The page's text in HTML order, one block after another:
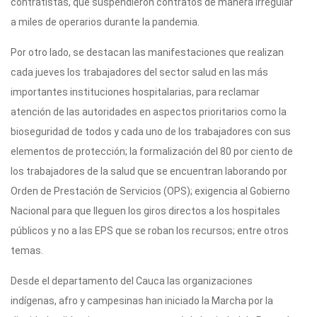
a miles de operarios durante la pandemia.
Por otro lado, se destacan las manifestaciones que realizan
cada jueves los trabajadores del sector salud en las más
importantes instituciones hospitalarias, para reclamar
atención de las autoridades en aspectos prioritarios como la
bioseguridad de todos y cada uno de los trabajadores con sus
elementos de protección; la formalización del 80 por ciento de
los trabajadores de la salud que se encuentran laborando por
Orden de Prestación de Servicios (OPS); exigencia al Gobierno
Nacional para que lleguen los giros directos a los hospitales
públicos y no a las EPS que se roban los recursos; entre otros
temas.
Desde el departamento del Cauca las organizaciones
indígenas, afro y campesinas han iniciado la Marcha por la